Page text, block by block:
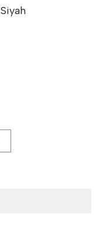
Siyah